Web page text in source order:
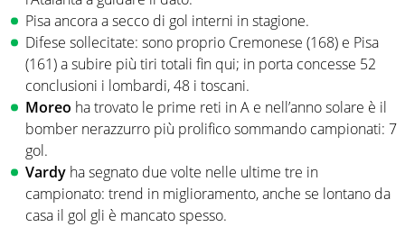
Pisa ancora a secco di gol interni in stagione.
Difese sollecitate: sono proprio Cremonese (168) e Pisa
(161) a subire più tiri totali fin qui; in porta concesse 52
conclusioni i lombardi, 48 i toscani.
Moreo ha trovato le prime reti in A e nell’anno solare è il
bomber nerazzurro più prolifico sommando campionati: 7
gol.
Vardy ha segnato due volte nelle ultime tre in
campionato: trend in miglioramento, anche se lontano da
casa il gol gli è mancato spesso.